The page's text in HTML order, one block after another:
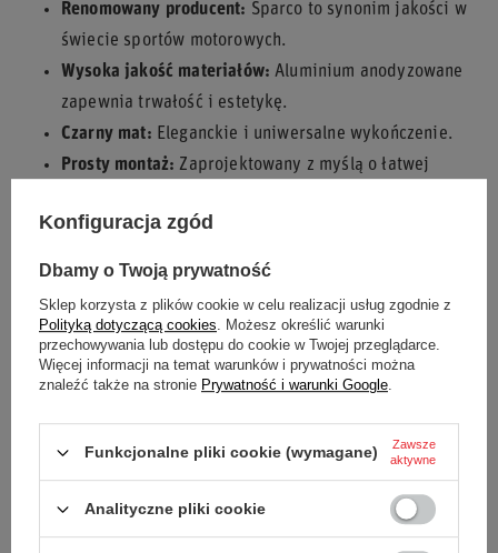
Renomowany producent: Sparco to synonim jakości w
świecie sportów motorowych.
Wysoka jakość materiałów: Aluminium anodyzowane
zapewnia trwałość i estetykę.
Czarny mat: Eleganckie i uniwersalne wykończenie.
Prosty montaż: Zaprojektowany z myślą o łatwej
Podkreśl styl swojej kierownicy z ozdobnym pierścieniem
Sparco w czarnym macie!
Stan Nowy
Akcesoria samochodowe Kierownice
Kolor Czarny
Konfiguracja zgód
Dbamy o Twoją prywatność
Sklep korzysta z plików cookie w celu realizacji usług zgodnie z
Polityką dotyczącą cookies. Możesz określić warunki
przechowywania lub dostępu do cookie w Twojej przeglądarce.
Więcej informacji na temat warunków i prywatności można
znaleźć także na stronie Prywatność i warunki Google.
Funkcjonalne pliki cookie (wymagane)
Zawsze
aktywne
Analityczne pliki cookie